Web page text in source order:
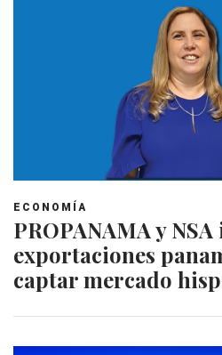
ECONOMÍA
PROPANAMA y
exportaciones
captar mercado